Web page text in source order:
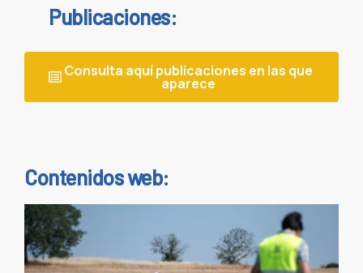
Publicaciones:
Consulta aquí publicaciones en las que
aparece
Contenidos web: